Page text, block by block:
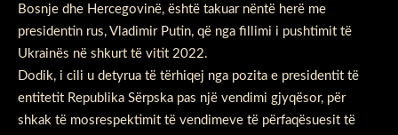
Bosnje dhe Hercegovinë, është takuar nëntë herë me
presidentin rus, Vladimir Putin, që nga fillimi i pushtimit të
Ukrainës në shkurt të vitit 2022.
Dodik, i cili u detyrua të tërhiqej nga pozita e presidentit të
entitetit Republika Sërpska pas një vendimi gjyqësor, për
shkak të mosrespektimit të vendimeve të përfaqësuesit të